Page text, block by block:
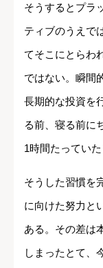
そうするとプラ
ティブのうえで
てそこにとらわ
ではない。瞬間
長期的な投資を
る前、寝る前に
1時間たってい
そうした習慣を
に向けた努力と
ある。その差は
しまったとて、